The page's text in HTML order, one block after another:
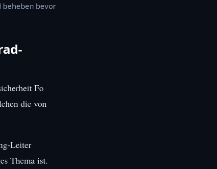
beheben bevor
Fo
die von
Leiter
Thema ist.